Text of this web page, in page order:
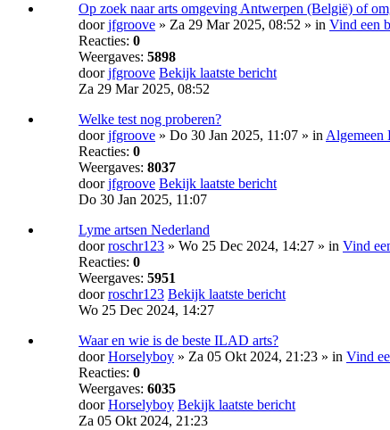
Op zoek naar arts omgeving Antwerpen (België) of
doorjfgroove » Za 29 Mar 2025, 08:52 » in Vind een
Reacties: 0
Weergaves: 5898
doorjfgroove Bekijk laatste bericht
Za 29 Mar 2025, 08:52
Welke test nog proberen?
doorjfgroove » Do 30 Jan 2025, 11:07 » in Algemeen
Reacties: 0
Weergaves: 8037
doorjfgroove Bekijk laatste bericht
Do 30 Jan 2025, 11:07
Lyme artsen Nederland
doorroschr123 » Wo 25 Dec 2024, 14:27 » in Vind
Reacties: 0
Weergaves: 5951
doorroschr123 Bekijk laatste bericht
Wo 25 Dec 2024, 14:27
Waar en wie is de beste ILAD arts?
doorHorselyboy » Za 05 Okt 2024, 21:23 » in Vind
Reacties: 0
Weergaves: 6035
doorHorselyboy Bekijk laatste bericht
Za 05 Okt 2024, 21:23